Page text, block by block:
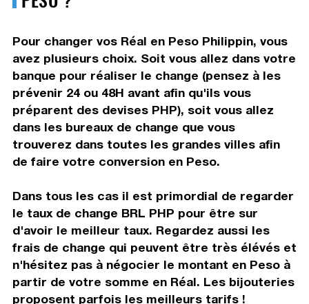
Pour changer vos Réal en Peso Philippin, vous
avez plusieurs choix. Soit vous allez dans votre
banque pour réaliser le change (pensez à les
prévenir 24 ou 48H avant afin qu'ils vous
préparent des devises PHP), soit vous allez
dans les bureaux de change que vous
trouverez dans toutes les grandes villes afin
de faire votre conversion en Peso.
Dans tous les cas il est primordial de regarder
le taux de change BRL PHP pour être sur
d'avoir le meilleur taux. Regardez aussi les
frais de change qui peuvent être très élévés et
n'hésitez pas à négocier le montant en Peso à
partir de votre somme en Réal. Les bijouteries
proposent parfois les meilleurs tarifs !